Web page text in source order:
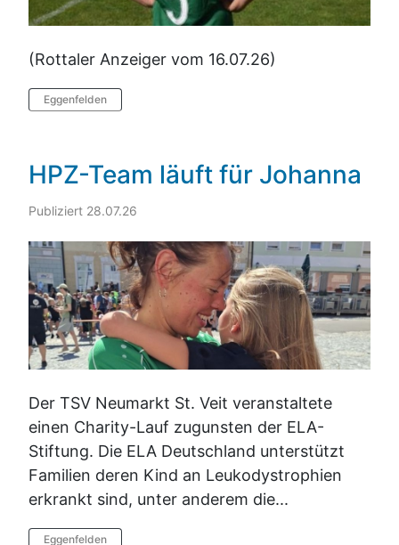
(Rottaler Anzeiger vom 16.07.26) ​​​​​​​
Eggenfelden
HPZ-Team läuft für Johanna
Publiziert 28.07.26
Der TSV Neumarkt St. Veit veranstaltete
einen Charity-Lauf zugunsten der ELA-
Stiftung. Die ELA Deutschland unterstützt
Familien deren Kind an Leukodystrophien
erkrankt sind, unter anderem die...
Eggenfelden